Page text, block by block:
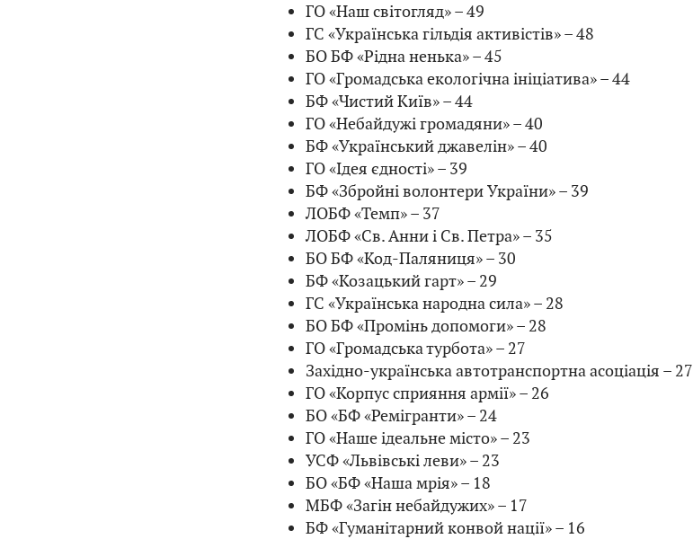
ГО «Наш світогляд» – 49
ГС «Українська гільдія активістів» – 48
БО БФ «Рідна ненька» – 45
ГО «Громадська екологічна ініціатива» – 44
БФ «Чистий Київ» – 44
ГО «Небайдужі громадяни» – 40
БФ «Український джавелін» – 40
ГО «Ідея єдності» – 39
БФ «Збройні волонтери України» – 39
ЛОБФ «Темп» – 37
ЛОБФ «Св. Анни і Св. Петра» – 35
БО БФ «Код-Паляниця» – 30
БФ «Козацький гарт» – 29
ГС «Українська народна сила» – 28
БО БФ «Промінь допомоги» – 28
ГО «Громадська турбота» – 27
Західно-українська автотранспортна асоціація – 27
ГО «Корпус сприяння армії» – 26
БО «БФ «Ремігранти» – 24
ГО «Наше ідеальне місто» – 23
УСФ «Львівські леви» – 23
БО «БФ «Наша мрія» – 18
МБФ «Загін небайдужих» – 17
БФ «Гуманітарний конвой нації» – 16